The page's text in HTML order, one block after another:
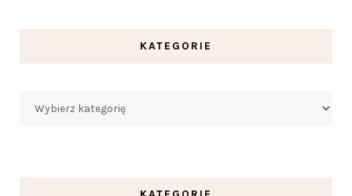
KATEGORIE